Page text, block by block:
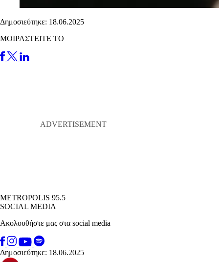
Δημοσιεύτηκε: 18.06.2025
ΜΟΙΡΑΣΤΕΙΤΕ ΤΟ
METROPOLIS 95.5
SOCIAL MEDIA
Ακολουθήστε μας στα social media
Δημοσιεύτηκε: 18.06.2025